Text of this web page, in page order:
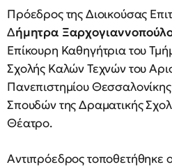
Πρόεδρος της Διοικούσας
Δήμητρα
Επίκουρη Καθηγήτρια του
Σχολής Καλών Τεχνών του
Πανεπιστημίου Θεσσαλονίκης
Σπουδών της Δραματικής
Θέατρο.
Αντιπρόεδρος τοποθετήθηκε